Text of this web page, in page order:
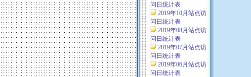
问日统计表
2019年10月站点访
问日统计表
2019年08月站点访
问日统计表
2019年07月站点访
问日统计表
2019年06月站点访
问日统计表